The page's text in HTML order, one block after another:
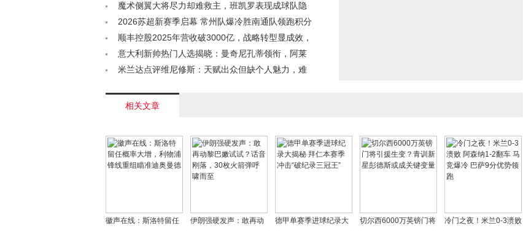
魔术侧翼大将尽力却难救主，班凯罗表现成球队隐
忧？< /a>
2026苏超新赛季启幕 常州队爆冷胜南通队领跑积分
榜< /a>顺丰控股2025年营收破3000亿，战略转型显成效，
股东回报优厚< /a>
意大利新帅热门人选揭晓：曼奇尼孔蒂领衔，阿莱
格里穆里尼奥亦在列< /a>
米兰达点评维尼修斯：天赋出众但缺个人魅力，难
相关文章
徽声在线：斯洛特留任
伊朗强硬发声：敢再动
德甲单赛季进球纪录大
切尔西6000万英镑门将
冷门之夜！米兰0-3溃败